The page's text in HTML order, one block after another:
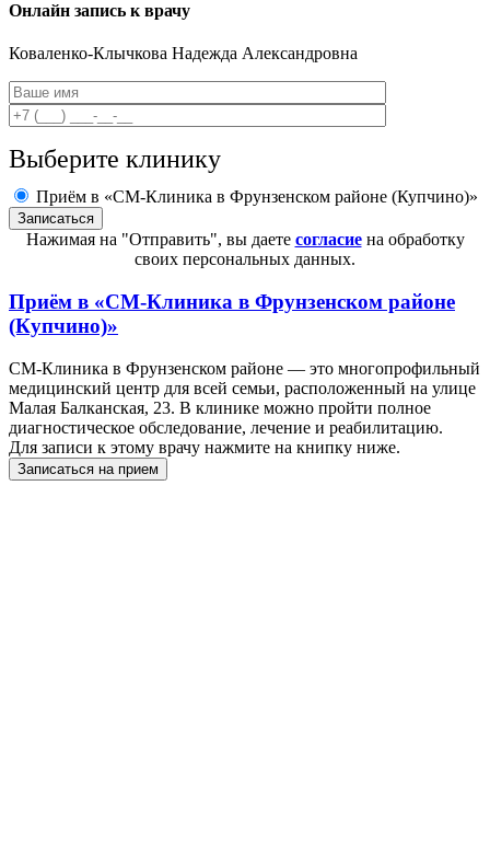
Онлайн запись к врачу
Коваленко-Клычкова Надежда Александровна
Выберите клинику
Приём в «СМ-Клиника в Фрунзенском районе (Купчино)»
Нажимая на "Отправить", вы даете согласиена обработку
своих персональных данных.
Приём в «СМ-Клиника в Фрунзенском районе
(Купчино)»
СМ-Клиника в Фрунзенском районе — это многопрофильный
медицинский центр для всей семьи, расположенный на улице
Малая Балканская, 23. В клинике можно пройти полное
диагностическое обследование, лечение и реабилитацию.
Для записи к этому врачу нажмите на книпку ниже.
Записаться на прием